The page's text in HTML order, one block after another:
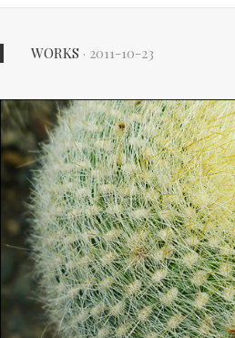
WORKS · 2011-10-23